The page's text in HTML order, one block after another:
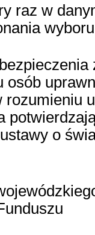
raz w
osób
rozumieniu
o